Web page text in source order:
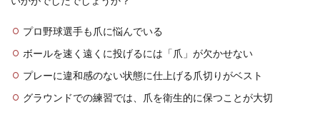
プロ野球選手も爪に悩んでいる
ボールを速く遠くに投げるには「爪」が欠かせない
プレーに違和感のない状態に仕上げる爪切りがベスト
グラウンドでの練習では、爪を衛生的に保つことが大切